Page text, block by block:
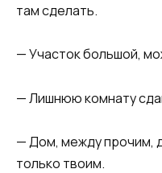
там сделать.
— Участок большой,
— Лишнюю комнату
— Дом, между прочим,
только твоим.